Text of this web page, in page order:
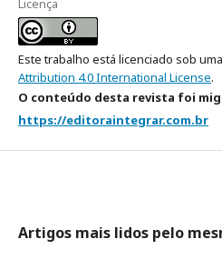
Licença
Este trabalho está licenciado sob
Attribution 4.0 International License.
O conteúdo desta revista foi
https://editoraintegrar.com.br
Artigos mais lidos pelo